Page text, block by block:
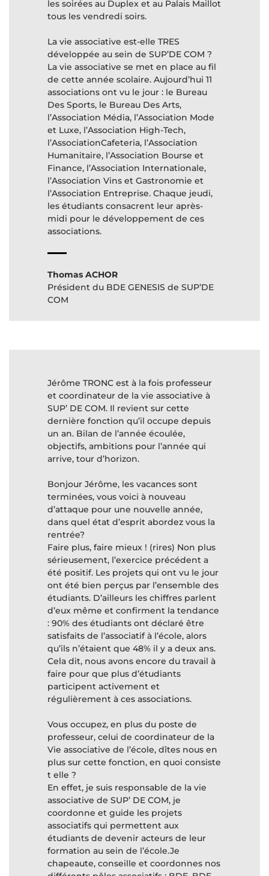
les soirées au Duplex et au Palais Maillot
tous les vendredi soirs.
La vie associative est-elle TRES
développée au sein de SUP’DE COM ?
La vie associative se met en place au fil
de cette année scolaire. Aujourd’hui 11
associations ont vu le jour : le Bureau
Des Sports, le Bureau Des Arts,
l’Association Média, l’Association Mode
et Luxe, l’Association High-Tech,
l’AssociationCafeteria, l’Association
Humanitaire, l’Association Bourse et
Finance, l’Association Internationale,
l’Association Vins et Gastronomie et
l’Association Entreprise. Chaque jeudi,
les étudiants consacrent leur après-
midi pour le développement de ces
Thomas ACHOR
Président du BDE GENESIS de SUP’DE
COM
Jérôme TRONC est à la fois professeur
et coordinateur de la vie associative à
SUP’ DE COM. Il revient sur cette
dernière fonction qu’il occupe depuis
un an. Bilan de l’année écoulée,
objectifs, ambitions pour l’année qui
arrive, tour d’horizon.
Bonjour Jérôme, les vacances sont
terminées, vous voici à nouveau
d’attaque pour une nouvelle année,
dans quel état d’esprit abordez vous la
rentrée?
Faire plus, faire mieux ! (rires) Non plus
sérieusement, l’exercice précédent a
été positif. Les projets qui ont vu le jour
ont été bien perçus par l’ensemble des
étudiants. D’ailleurs les chiffres parlent
d’eux même et confirment la tendance
: 90% des étudiants ont déclaré être
satisfaits de l’associatif à l’école, alors
qu’ils n’étaient que 48% il y a deux ans.
Cela dit, nous avons encore du travail à
faire pour que plus d’étudiants
participent activement et
régulièrement à ces associations.
Vous occupez, en plus du poste de
professeur, celui de coordinateur de la
Vie associative de l’école, dîtes nous en
plus sur cette fonction, en quoi consiste
t elle ?
En effet, je suis responsable de la vie
associative de SUP’ DE COM, je
coordonne et guide les projets
associatifs qui permettent aux
étudiants de devenir acteurs de leur
formation au sein de l’école.Je
chapeaute, conseille et coordonnes nos